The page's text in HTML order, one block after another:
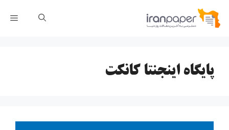
پرش
پایگاه اینجنتا کانکت